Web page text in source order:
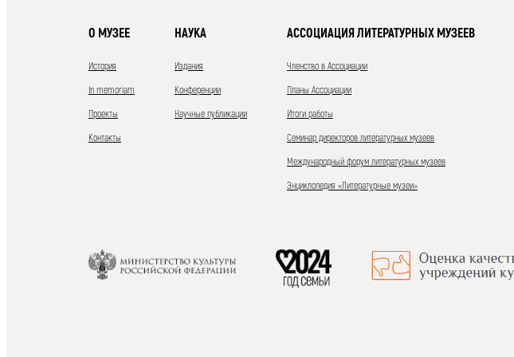
О МУЗЕЕ
История
In memoriam
Проекты
Контакты
НАУКА
Издания
Конференции
Научные публикации
АССОЦИАЦИЯ ЛИТЕРАТУРНЫХ МУЗЕЕВ
Членство в Ассоциации
Планы Ассоциации
Итоги работы
Семинар директоров литературных музеев
Международный форум литературных музеев
Энциклопедия «Литературные музеи»